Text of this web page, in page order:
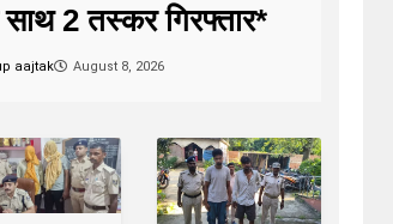
2 तस्कर गिरफ्तार*
aajtak August 8, 2026